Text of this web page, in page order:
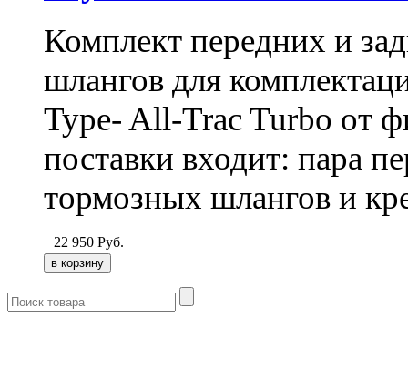
Комплект передних и
шлангов для
Type- All-Trac Turbo от
поставки входит: пара
тормозных шлангов и
22 950 Руб.